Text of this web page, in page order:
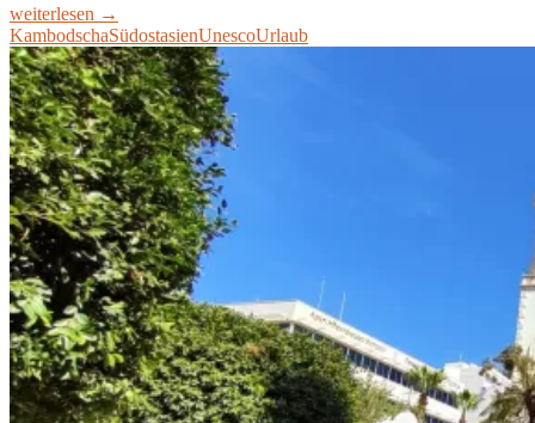
Angkor
und
Siem
Reap
weiterlesen →
KambodschaSüdostasienUnescoUrlaub